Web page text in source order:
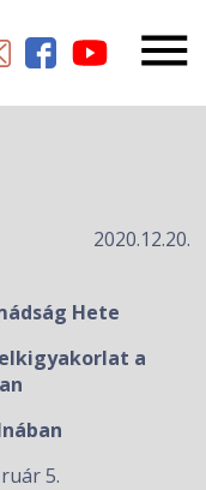
2020.12.20.
Hete
a
5.